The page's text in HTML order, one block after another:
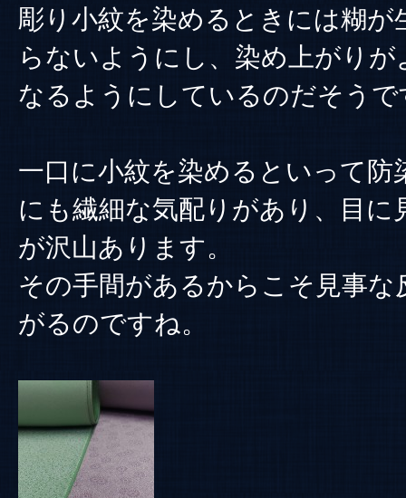
彫り小紋を染めるときには糊が
らないようにし、染め上がり
なるようにしているのだそうで
一口に小紋を染めるといって防
にも繊細な気配りがあり、目に
が沢山あります。
その手間があるからこそ見事な
がるのですね。